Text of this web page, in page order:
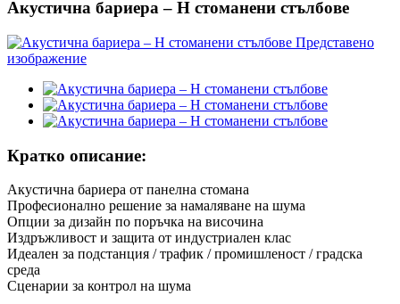
Акустична бариера – H стоманени стълбове
Кратко описание:
Акустична бариера от панелна стомана
Професионално решение за намаляване на шума
Опции за дизайн по поръчка на височина
Издръжливост и защита от индустриален клас
Идеален за подстанция / трафик / промишленост / градска
среда
Сценарии за контрол на шума